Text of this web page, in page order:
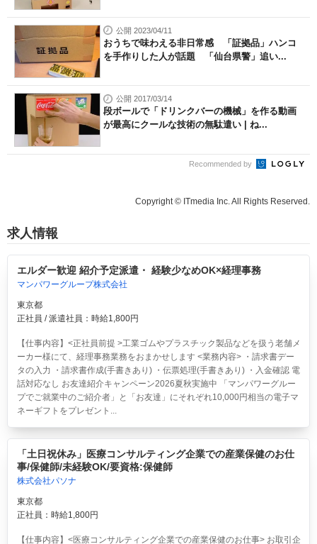
公開 2023/04/11
おうちで味わえる非日常感 「証拠品」ハンコ
を手作りした人が話題 「仙台県警」追い...
公開 2017/03/14
段ボールで「ドリンクバーの機械」を作る動画
が最高にクールな技術の無駄遣い | ね...
Recommended by
Copyright © ITmedia Inc. All Rights Reserved.
求人情報
エルダー歓迎 紹介予定派遣・ 経験少なめOK×経理事務
マンパワーグループ株式会社
東京都
正社員 / 派遣社員：時給1,800円
【仕事内容】<正社員前提 >工業ゴムやプラスチック製品などを扱う老舗メ
ーカー様にて、経理事務業務をおまかせします <業務内容> ・請求書デー
タの入力 ・請求書作成(手書きあり) ・伝票処理(手書きあり) ・入金確認 電
話対応なし お友達紹介キャンペーン2026夏秋実施中 「マンパワーグルー
プでご就業中のご紹介者」と「お友達」にそれぞれ10,000円相当の電子マ
ネーギフトをプレゼント...
「土日祝休み」医療コンサルティング企業での産業保健のお仕
事/保健師/未経験OK/要資格:保健師
株式会社パソナ
東京都
正社員：時給1,800円
【仕事内容】<医療コンサルティング企業での産業保健のお仕事> お取引企